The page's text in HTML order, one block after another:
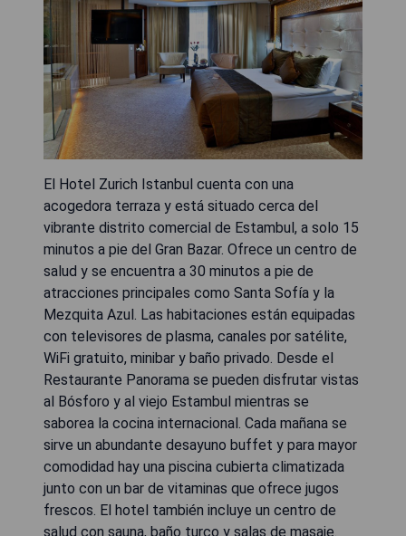
El Hotel Zurich Istanbul cuenta con una
acogedora terraza y está situado cerca del
vibrante distrito comercial de Estambul, a solo 15
minutos a pie del Gran Bazar. Ofrece un centro de
salud y se encuentra a 30 minutos a pie de
atracciones principales como Santa Sofía y la
Mezquita Azul. Las habitaciones están equipadas
con televisores de plasma, canales por satélite,
WiFi gratuito, minibar y baño privado. Desde el
Restaurante Panorama se pueden disfrutar vistas
al Bósforo y al viejo Estambul mientras se
saborea la cocina internacional. Cada mañana se
sirve un abundante desayuno buffet y para mayor
comodidad hay una piscina cubierta climatizada
junto con un bar de vitaminas que ofrece jugos
frescos. El hotel también incluye un centro de
salud con sauna, baño turco y salas de masaje.